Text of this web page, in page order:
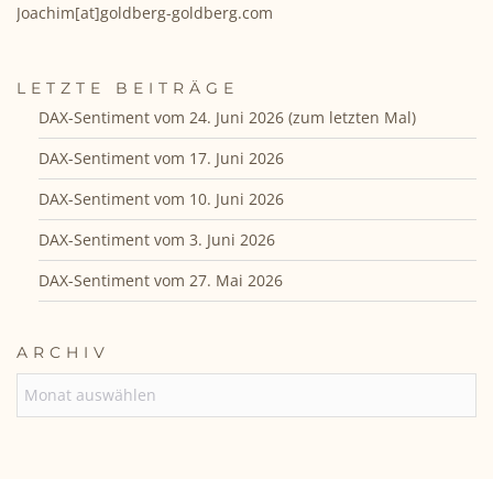
Joachim[at]goldberg-goldberg.com
LETZTE BEITRÄGE
DAX-Sentiment vom 24. Juni 2026 (zum letzten Mal)
DAX-Sentiment vom 17. Juni 2026
DAX-Sentiment vom 10. Juni 2026
DAX-Sentiment vom 3. Juni 2026
DAX-Sentiment vom 27. Mai 2026
ARCHIV